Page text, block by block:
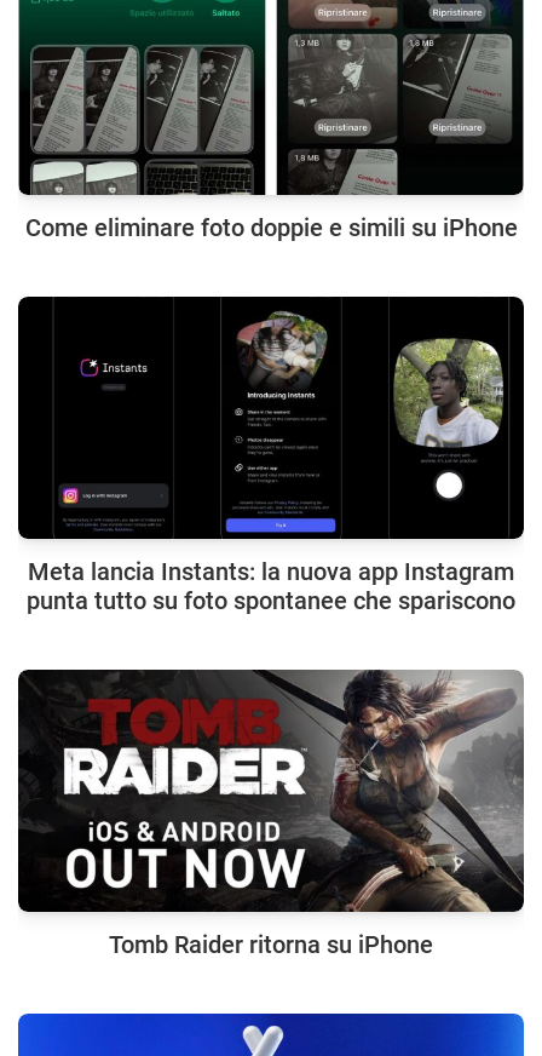
Come eliminare foto doppie e simili su iPhone
Meta lancia Instants: la nuova app Instagram
punta tutto su foto spontanee che spariscono
Tomb Raider ritorna su iPhone